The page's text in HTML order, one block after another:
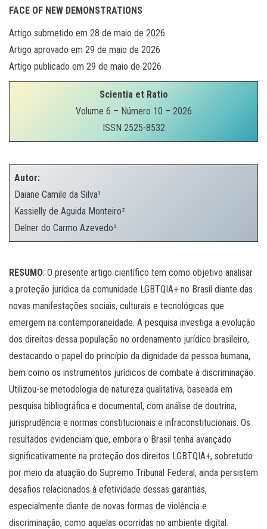
FACE OF NEW DEMONSTRATIONS
Artigo submetido em 28 de maio de 2026
Artigo aprovado em 29 de maio de 2026
Artigo publicado em 29 de maio de 2026
Scientia et Ratio
Volume 6 – Número 10 – 2026
ISSN 2525-8532
Autor:
Daiane Camile da Silva¹
Kassielly de Aguida Monteiro²
Delner do Carmo Azevedo³
RESUMO: O presente artigo científico tem como objetivo analisar
a proteção jurídica da comunidade LGBTQIA+ no Brasil diante das
novas manifestações sociais, culturais e tecnológicas que
emergem na contemporaneidade. A pesquisa investiga a evolução
dos direitos dessa população no ordenamento jurídico brasileiro,
destacando o papel do princípio da dignidade da pessoa humana,
bem como os instrumentos jurídicos de combate à discriminação.
Utilizou-se metodologia de natureza qualitativa, baseada em
pesquisa bibliográfica e documental, com análise de doutrina,
jurisprudência e normas constitucionais e infraconstitucionais. Os
resultados evidenciam que, embora o Brasil tenha avançado
significativamente na proteção dos direitos LGBTQIA+, sobretudo
por meio da atuação do Supremo Tribunal Federal, ainda persistem
desafios relacionados à efetividade dessas garantias,
especialmente diante de novas formas de violência e
discriminação, como aquelas ocorridas no ambiente digital.